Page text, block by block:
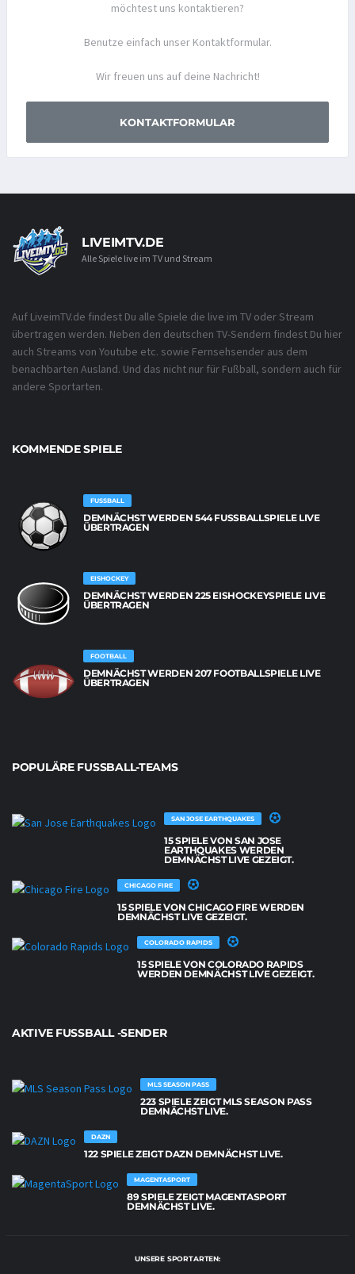
möchtest uns kontaktieren?
Benutze einfach unser Kontaktformular.
Wir freuen uns auf deine Nachricht!
KONTAKTFORMULAR
LIVEIMTV.DE
Alle Spiele live im TV und Stream
Auf LiveimTV.de findest Du alle Spiele die live im TV oder Stream
übertragen werden. Neben den deutschen TV-Sendern findest Du hier
auch Streams von Youtube etc. sowie Fernsehsender aus dem
benachbarten Ausland. Und das nicht nur für Fußball, sondern auch für
andere Sportarten.
KOMMENDE SPIELE
FUSSBALL
DEMNÄCHST WERDEN 544 FUSSBALLSPIELE LIVE Ü
BERTRAGEN
EISHOCKEY
DEMNÄCHST WERDEN 225 EISHOCKEYSPIELE LIVE
ÜBERTRAGEN
FOOTBALL
DEMNÄCHST WERDEN 207 FOOTBALLSPIELE LIVE
ÜBERTRAGEN
POPULÄRE FUSSBALL-TEAMS
SAN JOSE EARTHQUAKES
15 SPIELE VON SAN JOSE
EARTHQUAKES WERDEN
DEMNÄCHST LIVE GEZEIGT.
CHICAGO FIRE
15 SPIELE VON CHICAGO FIRE WERDEN
DEMNÄCHST LIVE GEZEIGT.
COLORADO RAPIDS
15 SPIELE VON COLORADO RAPIDS
WERDEN DEMNÄCHST LIVE GEZEIGT.
AKTIVE FUSSBALL -SENDER
MLS SEASON PASS
223 SPIELE ZEIGT MLS SEASON PASS
DEMNÄCHST LIVE.
DAZN
122 SPIELE ZEIGT DAZN DEMNÄCHST LIVE.
MAGENTASPORT
89 SPIELE ZEIGT MAGENTASPORT
DEMNÄCHST LIVE.
UNSERE SPORTARTEN: